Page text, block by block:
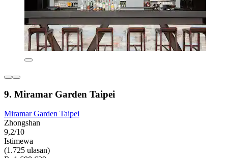
9. Miramar Garden Taipei
Miramar Garden Taipei
Zhongshan
9,2/10
Istimewa
(1.725 ulasan)